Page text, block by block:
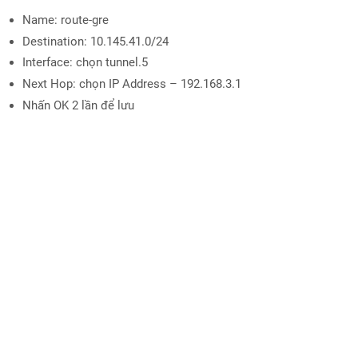
Name: route-gre
Destination: 10.145.41.0/24
Interface: chọn tunnel.5
Next Hop: chọn IP Address – 192.168.3.1
Nhấn OK 2 lần để lưu